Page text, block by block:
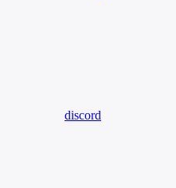
discord